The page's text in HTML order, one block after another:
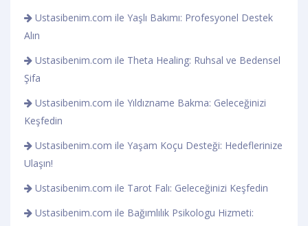
Ustasibenim.com ile Yaşlı Bakımı: Profesyonel Destek
Alın
Ustasibenim.com ile Theta Healing: Ruhsal ve Bedensel
Şifa
Ustasibenim.com ile Yıldızname Bakma: Geleceğinizi
Keşfedin
Ustasibenim.com ile Yaşam Koçu Desteği: Hedeflerinize
Ulaşın!
Ustasibenim.com ile Tarot Falı: Geleceğinizi Keşfedin
Ustasibenim.com ile Bağımlılık Psikologu Hizmeti: